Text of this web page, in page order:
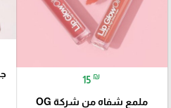
15 ₪
ملمع شفاه من شركة OG